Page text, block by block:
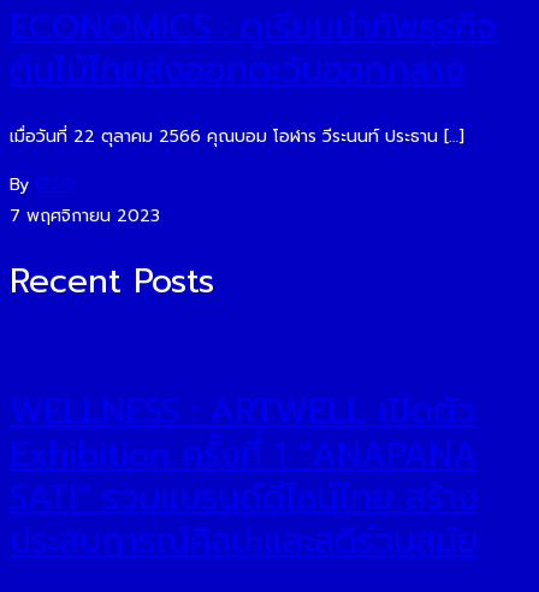
ECONOMICS : ดูเรียนนำทัพธุรกิจ
ต้นไม้ไทยส่งออกตะวันออกกลาง
เมื่อวันที่ 22 ตุลาคม 2566 คุณบอม โอฬาร วีระนนท์ ประธาน […]
By O2O
7 พฤศจิกายน 2023
Recent Posts
WELLNESS : ARTWELL เปิดตัว
Exhibition ครั้งที่ 1 “ANAPANA
SATI” รวมแบรนด์ดีไซน์ไทย สร้าง
ประสบการณ์ศิลปะและสติร่วมสมัย